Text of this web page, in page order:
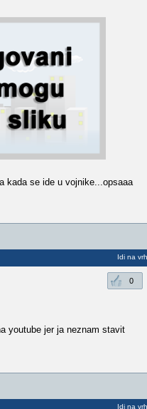
kada se ide u vojnike...opsaaa
Idi na vrh
0
youtube jer ja neznam stavit
Idi na vrh